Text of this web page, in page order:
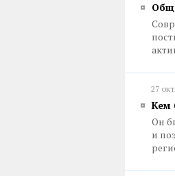
27
Кем
Он
и